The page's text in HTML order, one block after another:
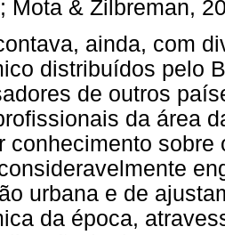
Mota & Zilbreman,
ainda, com
distribuídos pelo
de outros
da área
conhecimento
urbana e de
da época,